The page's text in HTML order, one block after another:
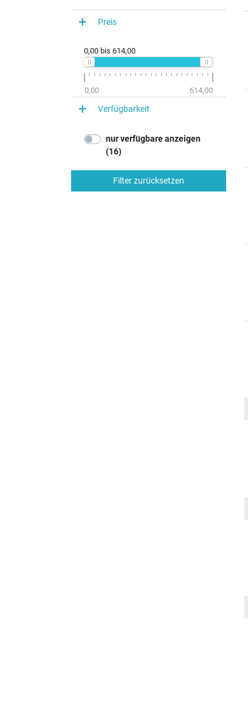
Preis
0,00 bis 614,00
0,00 614,00
Verfügbarkeit
nur verfügbare anzeigen
(16)
Filter zurücksetzen